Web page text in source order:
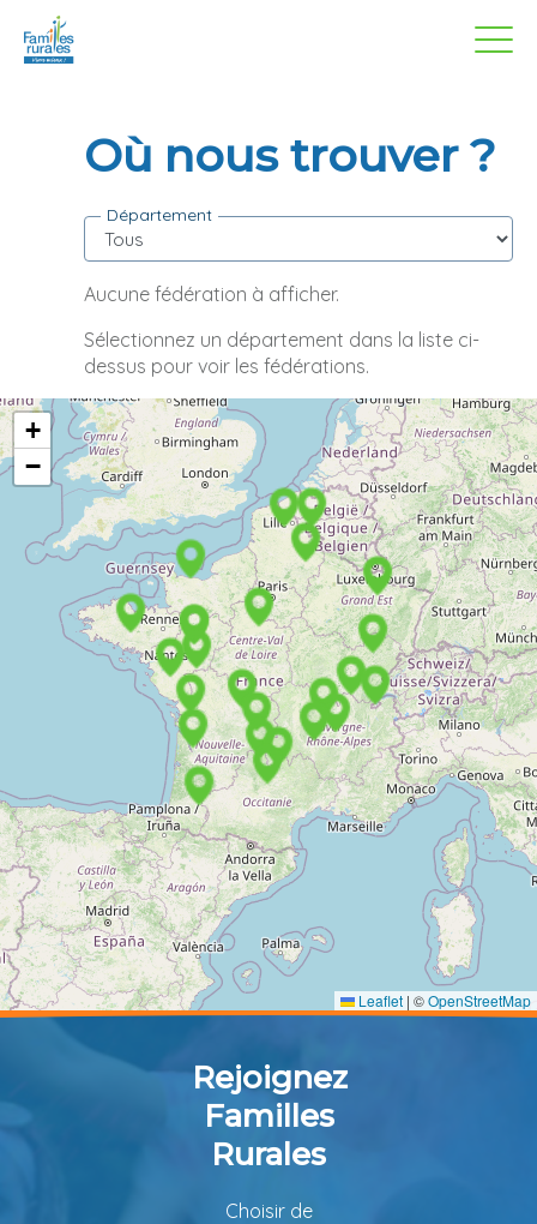
Où nous trouver ?
Département
Aucune fédération à afficher.
Sélectionnez un département dans la liste ci-
dessus pour voir les fédérations.
Carte des fédérations Familles Rurales
+
−
Leaflet | ©OpenStreetMap
Rejoignez
Familles
Rurales
Choisir de
Panneau de gestion des cookies